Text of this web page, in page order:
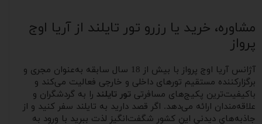
مشاوره، خرید یا رزرو تور تایلند از آریا اوج
پرواز
آژانس آریا اوج پرواز با بیش از 18 سال سابقه به‌عنوان مجری و
برگزارکننده مستقیم تورهای داخلی و خارجی فعالیت می‌کند و
باکیفیت‌ترین پکیج‌های مسافرتی تور تایلند را به گردشگران و
علاقه‌مندان ارائه می‌دهد. اگر قصد دارید به تایلند سفر کنید و از
جاذبه‌های دیدنی این کشور شگفت‌انگیز لذت ببرید با ورود به